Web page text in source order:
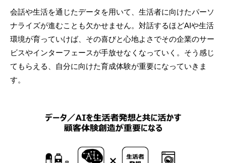
会話や生活を通じたデータを用いて、生活者に向けたパーソ
ナライズが進むことも欠かせません。対話するほどAIや生活
環境が育っていけば、その喜びと心地よさでその企業のサー
ビスやインターフェースが手放せなくなっていく。そう感じ
てもらえる、自分に向けた育成体験が重要になっていきま
す。